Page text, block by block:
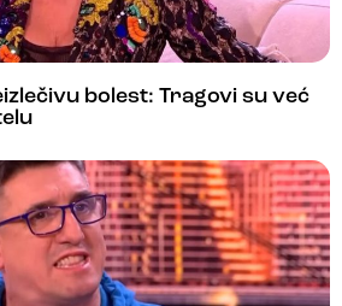
bolest: Tragovi su već